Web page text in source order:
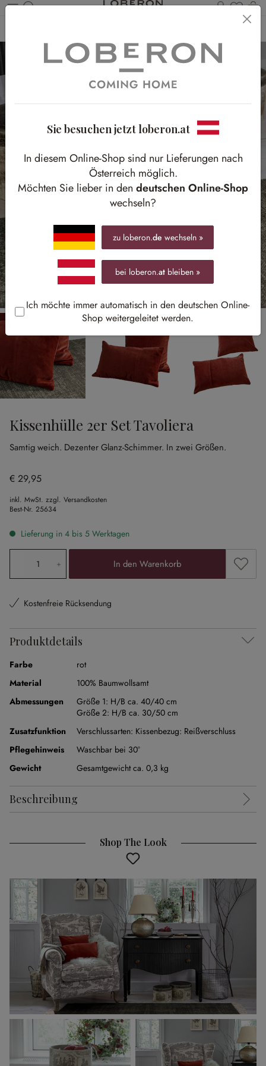
Du
Kissenhülle 2er Set Tavoliera
Samtig weich. Dezenter Glanz-Schimmer. In zwei Größen.
€ 29,95
inkl. MwSt. zzgl. Versandkosten
Best-Nr. 25634
Lieferung in 4 bis 5 Werktagen
Produkt Anzahl: Gib den gewünschten Wert ein oder
In den Warenkorb Zum
Kostenfreie Rücksendung
Produktdetails
Farbe
rot
Material
100% Baumwollsamt
Abmessungen
Größe 1: H/B ca. 40/40 cm
Größe 2: H/B ca. 30/50 cm
Zusatzfunktion
Verschlussarten: Kissenbezug: Reißverschluss
Pflegehinweis
Waschbar bei 30°
Gewicht
Gesamtgewicht ca. 0,3 kg
Beschreibung
Shop The Look
Sie besuchen jetzt loberon.at
In diesem Online-Shop sind nur Lieferungen nach
Österreich möglich.
Möchten Sie lieber in den deutschen Online-Shop
wechseln?
zu loberon.de wechseln »
bei loberon.at bleiben »
Ich möchte immer automatisch in den deutschen Online-
Shop weitergeleitet werden.